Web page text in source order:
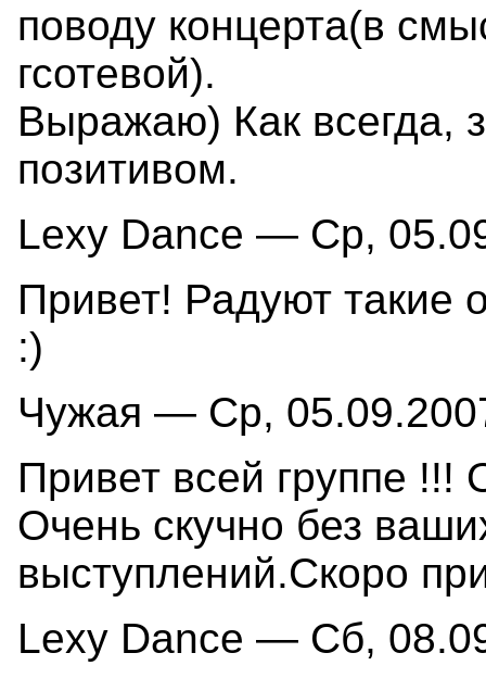
поводу концерта(в
гсотевой).
Выражаю) Как всегда,
позитивом.
Lexy Dance — Ср,
Привет! Радуют такие
:)
Чужая — Ср,
Привет всей группе !!!
Очень скучно без
выступлений.Скоро
Lexy Dance — Сб,